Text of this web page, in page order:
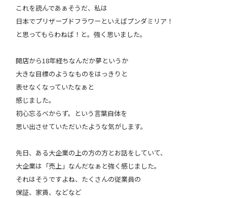
これを読んであぁそうだ、私は
日本でプリザーブドフラワーといえばプンダミリア！
と思ってもらわねば！と。強く思いました。
開店から18年経ちなんだか夢というか
大きな目標のようなものをはっきりと
表せなくなっていたなぁと
感じました。
初心忘るべからず。という言葉自体を
思い出させていただいたような気がします。
先日、ある大企業の上の方の方とお話をしていて、
大企業は「売上」なんだなぁと強く感じました。
それはそうですよね、たくさんの従業員の
保証、家賃、などなど